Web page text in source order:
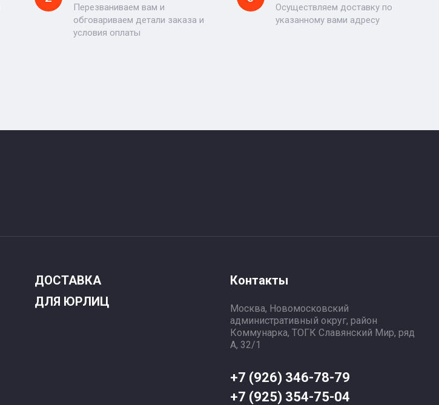
Перезваниваем вам и
обговариваем детали заказа и
условия оплаты
Осуществляем доставку по
указанному вами адресу
ДОСТАВКА
ДЛЯ ЮРЛИЦ
Контакты
Москва, Новомосковский
административный округ, район
Коммунарка, ТОГК Славянский Мир, ряд
А, 32/1
+7 (926) 346-78-79
+7 (925) 354-75-04